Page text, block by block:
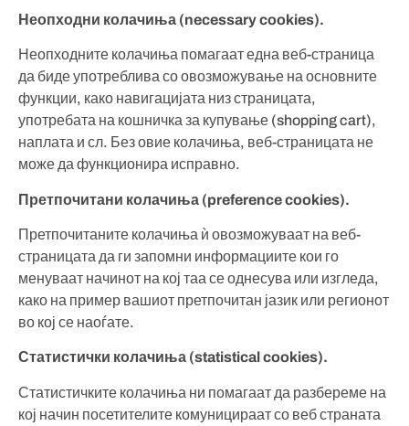
Неопходни колачиња (necessary cookies).
Неопходните колачиња помагаат една веб-страница
да биде употреблива со овозможување на основните
функции, како навигацијата низ страницата,
употребата на кошничка за купување (shopping cart),
наплата и сл. Без овие колачиња, веб-страницата не
може да функционира исправно.
Претпочитани колачиња (preference cookies).
Претпочитаните колачиња ѝ овозможуваат на веб-
страницата да ги запомни информациите кои го
менуваат начинот на кој таа се однесува или изгледа,
како на пример вашиот претпочитан јазик или регионот
во кој се наоѓате.
Статистички колачиња (statistical cookies).
Статистичките колачиња ни помагаат да разбереме на
кој начин посетителите комуницираат со веб страната